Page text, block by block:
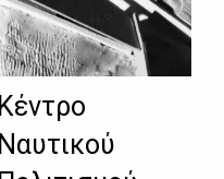
Κέντρο
Ναυτικού